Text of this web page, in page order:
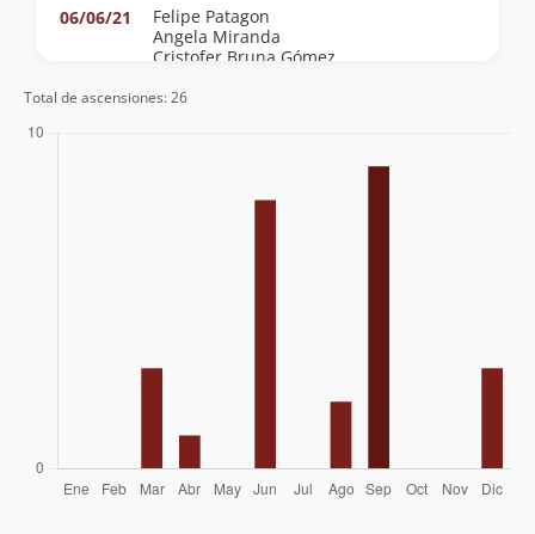
06/06/21
Felipe Patagon
Angela Miranda
Cristofer Bruna Gómez
10/09/16
Total de ascensiones: 26